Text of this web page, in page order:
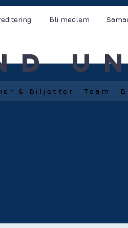
Bli medlem
& Biljetter Team